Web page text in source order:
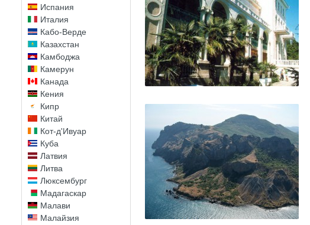
Испания
Италия
Кабо-Верде
Казахстан
Камбоджа
Камерун
Канада
Кения
Кипр
Китай
Кот-д'Ивуар
Куба
Латвия
Литва
Люксембург
Мадагаскар
Малави
Малайзия